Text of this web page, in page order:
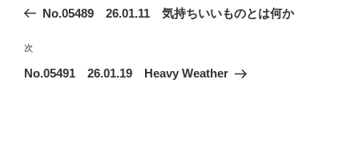
ビ
ゲ
の
稿
No.05489 26.01.11 気持ちいいものとは何か
次
の
次
No.05491 26.01.19 Heavy Weather